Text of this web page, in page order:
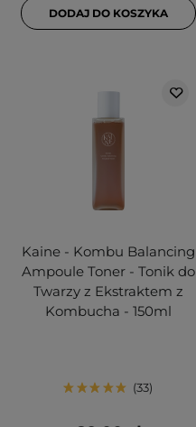
DODAJ DO KOSZYKA
Kaine - Kombu Balancing
Ampoule Toner - Tonik do
Twarzy z Ekstraktem z
Kombucha - 150ml
33